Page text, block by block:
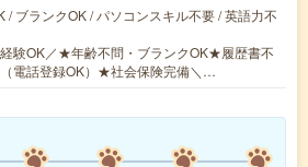
/ ブランクOK / パソコンスキル不要 / 英語力不
験OK／★年齢不問・ブランクOK★履歴書不
電話登録OK）★社会保険完備＼…